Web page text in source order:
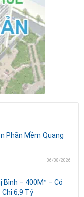
Phần Mềm Quang
06/08/2026
– 400M² – Có
6,9 Tỷ